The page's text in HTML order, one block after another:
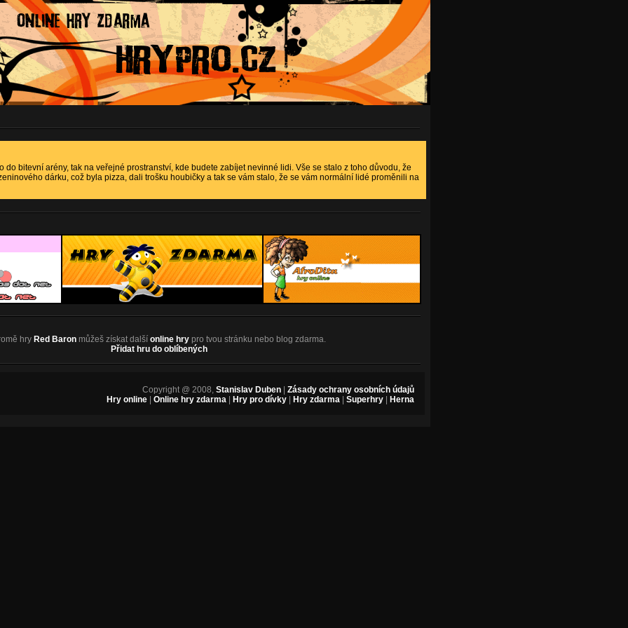
do bitevní arény, tak na veřejné prostranství, kde budete zabíjet nevinné lidi. Vše se stalo z toho důvodu, že
dárku, což byla pizza, dali trošku houbičky a tak se vám stalo, že se vám normální lidé proměnili na
hry Red Baronmůžeš získat další online hrypro tvou stránku nebo blog zdarma.
Přidat hru do oblíbených
Copyright @ 2008, Stanislav Duben
Zásady ochrany osobních údajů
Hry online
Online hry zdarma Hry pro dívky Hry zdarma Superhry Herna